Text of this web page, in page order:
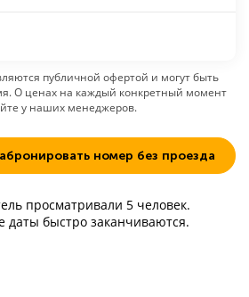
публичной офертой и могут быть
О ценах на каждый конкретный момент
у наших менеджеров.
номер без проезда
просматривали 5 человек.
быстро заканчиваются.